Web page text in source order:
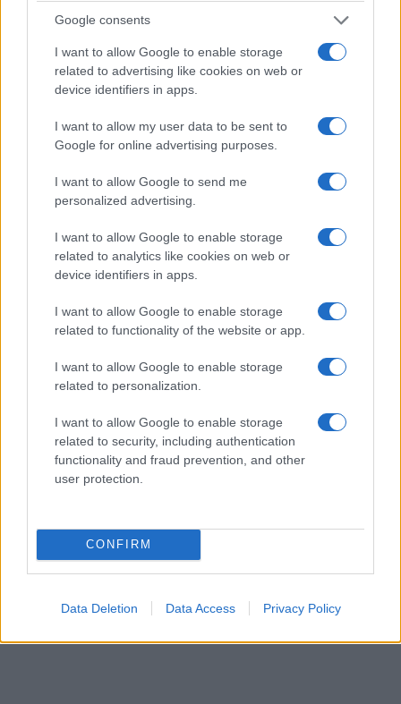
Google consents
I want to allow Google to enable storage
related to advertising like cookies on web or
device identifiers in apps.
I want to allow my user data to be sent to
Google for online advertising purposes.
I want to allow Google to send me
personalized advertising.
I want to allow Google to enable storage
related to analytics like cookies on web or
device identifiers in apps.
I want to allow Google to enable storage
related to functionality of the website or app.
I want to allow Google to enable storage
related to personalization.
I want to allow Google to enable storage
related to security, including authentication
functionality and fraud prevention, and other
user protection.
CONFIRM
Data Deletion Data Access Privacy Policy
ξεκίνημα του ΕΟΡΔΑΪΚΟΥ
17 Αυγούστου 2015, 10:56 πμ
Γιώργος Ιωαννίδης- Νέος
Προπονητής ο Κώστας
5 Απριλίου 2023, 5:02 μμ
σε "Αθλητικά"
του ο Εορδαϊκός
16 Ιουλίου 2015, 7:00 μμ
Ακολουθήστε μας στοGoogle News
και μάθετε πρώτοι όλες τις ειδήσεις!